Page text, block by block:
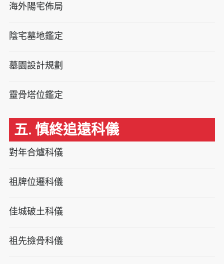
海外陽宅佈局
陰宅墓地鑑定
墓園設計規劃
靈骨塔位鑑定
五. 慎終追遠科儀
對年合爐科儀
祖牌位遷科儀
佳城破土科儀
祖先撿骨科儀